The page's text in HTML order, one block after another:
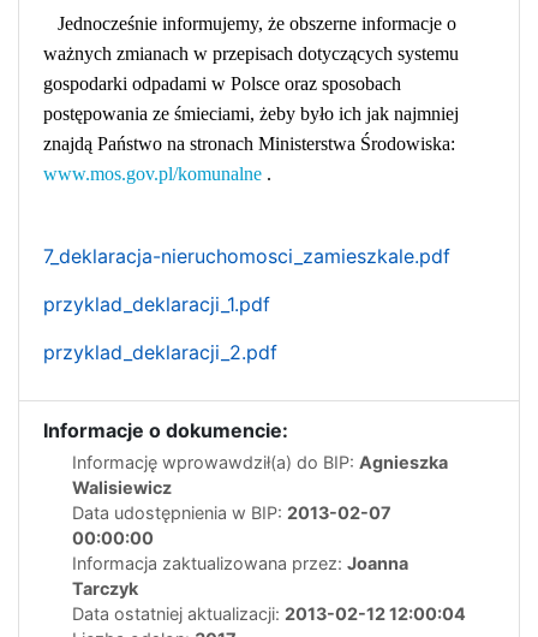
Jednocześnie informujemy, że obszerne informacje o
ważnych zmianach w przepisach dotyczących systemu
gospodarki odpadami w Polsce oraz sposobach
postępowania ze śmieciami, żeby było ich jak najmniej
znajdą Państwo na stronach Ministerstwa Środowiska:
www.mos.gov.pl/komunalne .
7_deklaracja-nieruchomosci_zamieszkale.pdf
przyklad_deklaracji_1.pdf
przyklad_deklaracji_2.pdf
Informacje o dokumencie:
Informację wprowawdził(a) do BIP: Agnieszka
Walisiewicz
Data udostępnienia w BIP: 2013-02-07
00:00:00
Informacja zaktualizowana przez: Joanna
Tarczyk
Data ostatniej aktualizacji: 2013-02-12 12:00:04